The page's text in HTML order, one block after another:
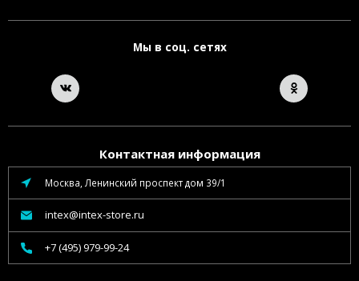
Мы в соц. сетях
Контактная информация
Москва, Ленинский проспект дом 39/1
intex@intex-store.ru
+7 (495) 979-99-24